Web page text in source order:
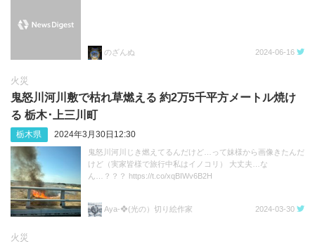
のざんぬ 2024-06-16
火災
鬼怒川河川敷で枯れ草燃える 約2万5千平方メートル焼け
る 栃木･上三川町
栃木県 2024年3月30日12:30
鬼怒川河川じき燃えてるんだけど…って妹様から画像きたんだ
けど（実家皆様で旅行中私はイノコリ） 大丈夫…な
ん…？？？ https://t.co/xqBIWv6B2H
Aya-❖(光の）切り絵作家 2024-03-30
火災